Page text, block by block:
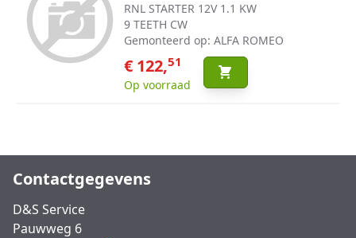
RNL STARTER 12V 1.1 KW
9 TEETH CW
Gemonteerd op: ALFA ROMEO
€ 122,51
Op voorraad
Contactgegevens
D&S Service
Pauwweg 6